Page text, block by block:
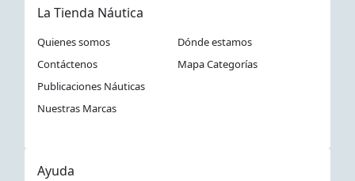
La Tienda Náutica
Quienes somos
Dónde estamos
Contáctenos
Mapa Categorías
Publicaciones Náuticas
Nuestras Marcas
Ayuda